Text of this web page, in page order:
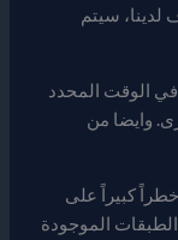
لدينا، سيتم
في الوقت المحدد
وايضا من
خطراً كبيراً على
الموجودة